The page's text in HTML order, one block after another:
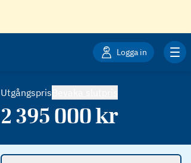
Logga in
Utgångspris
2 395 000kr